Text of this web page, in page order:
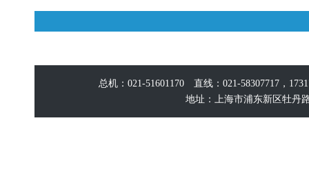
总机：021-51601170 直线：021-58307717，
地址：上海市浦东新区牡丹